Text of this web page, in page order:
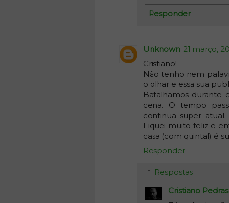
Responder
Unknown 21 março,
Cristiano!
Não tenho nem
o olhar e essa sua
Batalhamos durante
cena. O tempo
continua super
Fiquei muito feliz e
casa (com quintal) é
Responder
Respostas
Cristiano Pedras